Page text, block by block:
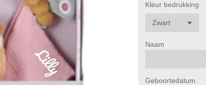
Kleur bedrukking
Naam
Geboortedatum